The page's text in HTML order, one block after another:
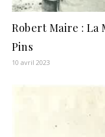
Robert Maire : La
Pins
10 avril 2023